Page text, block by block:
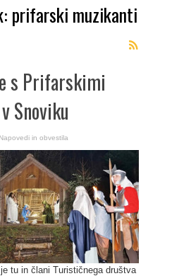
prifarski muzikanti
s Prifarskimi
Snoviku
Napovedi in obvestila
tu in člani Turističnega društva